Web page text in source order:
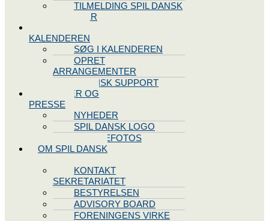
TILMELDING SPIL DANSK
ARTISTER
KALENDEREN
SØG I KALENDEREN
OPRET
ARRANGEMENTER
TEKNISK SUPPORT
NYHEDER OG
PRESSE
NYHEDER
SPIL DANSK LOGO
PRESSEFOTOS
OM SPIL DANSK
KONTAKT
SEKRETARIATET
BESTYRELSEN
ADVISORY BOARD
FORENINGENS VIRKE